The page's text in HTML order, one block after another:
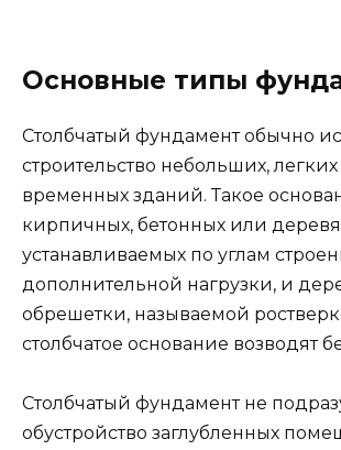
Основные типы
Столбчатый фундамент обычно
строительство небольших,
временных зданий. Такое
кирпичных, бетонных или
устанавливаемых по углам
дополнительной нагрузки, и
обрешетки, называемой
столбчатое основание возводят
Столбчатый фундамент не
обустройство заглубленных